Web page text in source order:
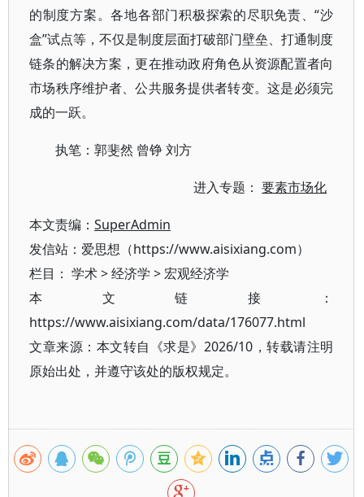
的制度方案。各地各部门积极探索的尽职免责、“沙
盒”试点等，不仅是制度层面打破部门壁垒、打通制度
链条的解决方案，更在推动政府角色从资源配置者向
市场秩序维护者、公共服务提供者转变。这是必须完
成的一跃。
执笔：郭斐然 曾铮 刘方
进入专题：要素市场化
本文责编： SuperAdmin
发信站：爱思想（https://www.aisixiang.com）
栏目： 学术>经济学 >宏观经济学
本文链接：
https://www.aisixiang.com/data/176077.html
文章来源：本文转自《求是》2026/10，转载请注明
原始出处，并遵守该处的版权规定。